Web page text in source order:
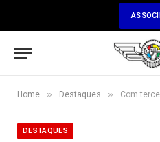
Home » Destaques » Com terceiro
DESTAQUES